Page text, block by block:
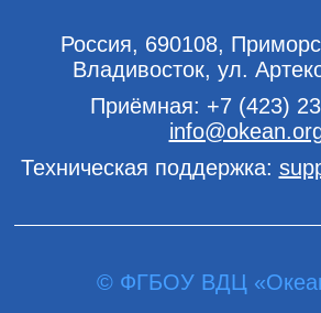
Россия, 690108,
Владивосток, ул.
Приёмная: +7 (423)
Техническая поддержка:
© ФГБОУ ВДЦ